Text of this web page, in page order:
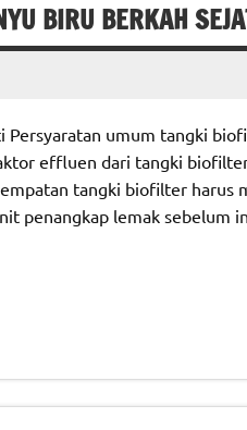
BIRU BERKAH
Persyaratan umum tangki
effluen dari tangki
tangki biofilter harus
penangkap lemak sebelum